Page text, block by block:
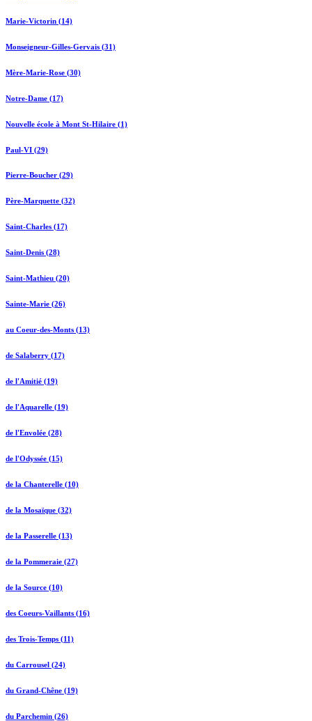
Marie-Victorin (14)
Monseigneur-Gilles-Gervais (31)
Mère-Marie-Rose (30)
Notre-Dame (17)
Nouvelle école à Mont St-Hilaire (1)
Paul-VI (29)
Pierre-Boucher (29)
Père-Marquette (32)
Saint-Charles (17)
Saint-Denis (28)
Saint-Mathieu (20)
Sainte-Marie (26)
au Coeur-des-Monts (13)
de Salaberry (17)
de l'Amitié (19)
de l'Aquarelle (19)
de l'Envolée (28)
de l'Odyssée (15)
de la Chanterelle (10)
de la Mosaïque (32)
de la Passerelle (13)
de la Pommeraie (27)
de la Source (10)
des Coeurs-Vaillants (16)
des Trois-Temps (11)
du Carrousel (24)
du Grand-Chêne (19)
du Parchemin (26)